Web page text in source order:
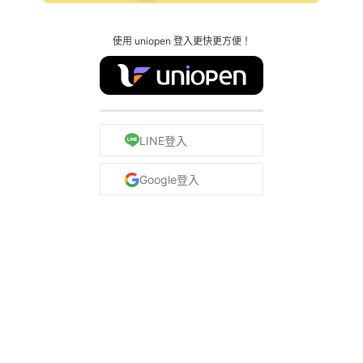
使用 uniopen 登入更快更方便！
LINE登入
Google登入